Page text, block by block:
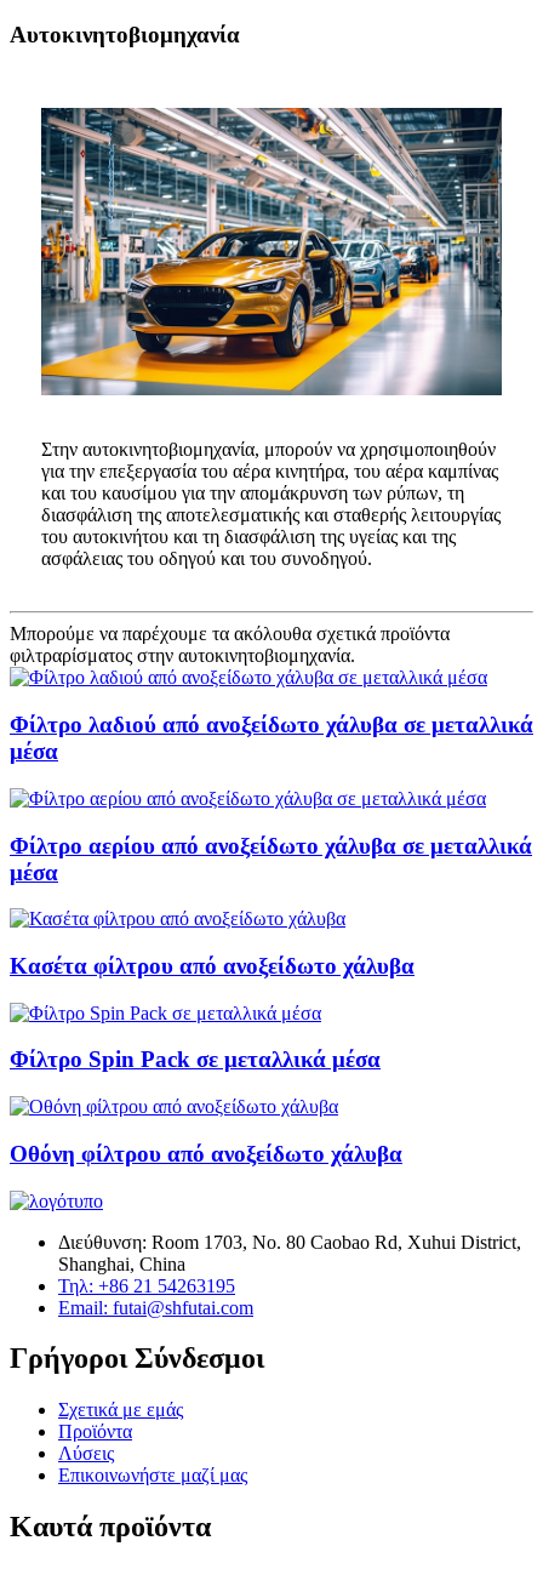
Αυτοκινητοβιομηχανία
Στην αυτοκινητοβιομηχανία, μπορούν να χρησιμοποιηθούν
για την επεξεργασία του αέρα κινητήρα, του αέρα καμπίνας
και του καυσίμου για την απομάκρυνση των ρύπων, τη
διασφάλιση της αποτελεσματικής και σταθερής λειτουργίας
του αυτοκινήτου και τη διασφάλιση της υγείας και της
ασφάλειας του οδηγού και του συνοδηγού.
Μπορούμε να παρέχουμε τα ακόλουθα σχετικά προϊόντα
φιλτραρίσματος στην αυτοκινητοβιομηχανία.
Φίλτρο λαδιού από ανοξείδωτο χάλυβα σε μεταλλικά
μέσα
Φίλτρο αερίου από ανοξείδωτο χάλυβα σε μεταλλικά
μέσα
Κασέτα φίλτρου από ανοξείδωτο χάλυβα
Φίλτρο Spin Pack σε μεταλλικά μέσα
Οθόνη φίλτρου από ανοξείδωτο χάλυβα
Διεύθυνση: Room 1703, No. 80 Caobao Rd, Xuhui District,
Shanghai, China
Τηλ: +86 21 54263195
Email: futai@shfutai.com
Γρήγοροι Σύνδεσμοι
Σχετικά με εμάς
Προϊόντα
Λύσεις
Επικοινωνήστε μαζί μας
Καυτά προϊόντα